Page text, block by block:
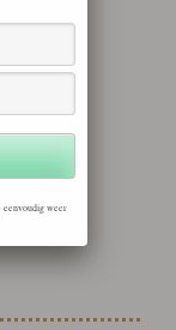
eenvoudig weer